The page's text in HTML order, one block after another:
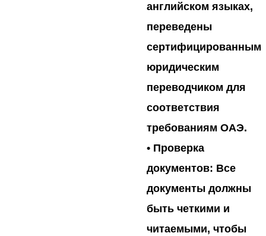
английском языках,
переведены
сертифицированным
юридическим
переводчиком для
соответствия
требованиям ОАЭ.
• Проверка
документов: Все
документы должны
быть четкими и
читаемыми, чтобы